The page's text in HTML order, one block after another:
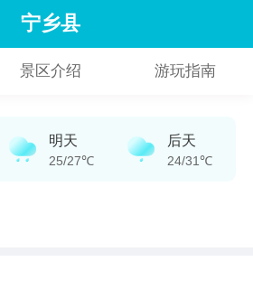
宁乡县
景区介绍 游玩指南
明天
25/27℃
后天
24/31℃